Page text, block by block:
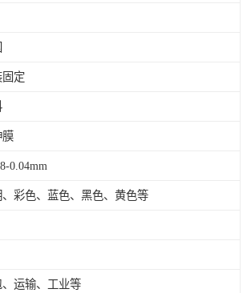
固定
膜
0.04mm
、彩色、蓝色、黑色、黄色等
、运输、工业等